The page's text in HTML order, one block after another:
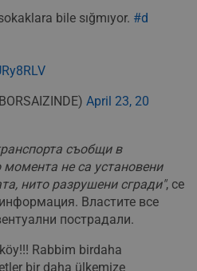
bile sığmıyor. #d
April 23, 20
съобщи в
не са установени
нито разрушени сгради", се
Властите все
пострадали.
Rabbim birdaha
bir daha ülkemize